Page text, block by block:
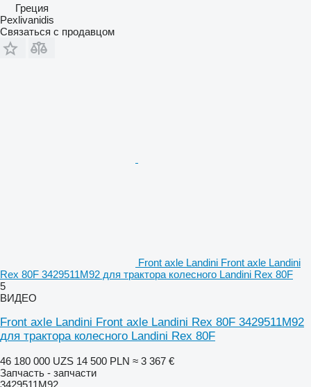
Греция
Pexlivanidis
Связаться с продавцом
Front axle Landini Front axle Landini
Rex 80F 3429511M92 для трактора колесного Landini Rex 80F
5
ВИДЕО
Front axle Landini Front axle Landini Rex 80F 3429511M92
для трактора колесного Landini Rex 80F
46 180 000 UZS 14 500 PLN ≈ 3 367 €
Запчасть - запчасти
3429511M92